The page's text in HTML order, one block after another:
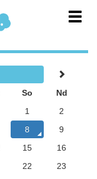
So
Nd
1
2
8
9
15
16
22
23